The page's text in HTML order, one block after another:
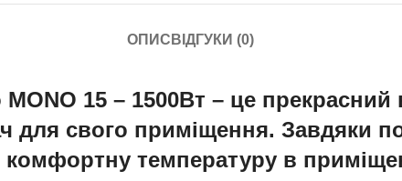
ОПИС ВІДГУКИ (0)
MONO 15 – 1500Вт – це
для свого приміщення. Завдяки
температуру в